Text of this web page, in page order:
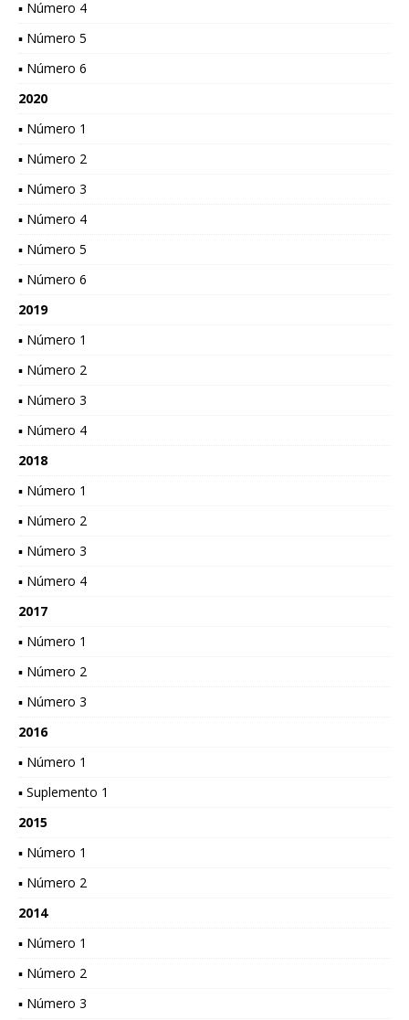
▪ Número 4
▪ Número 5
▪ Número 6
2020
▪ Número 1
▪ Número 2
▪ Número 3
▪ Número 4
▪ Número 5
▪ Número 6
2019
▪ Número 1
▪ Número 2
▪ Número 3
▪ Número 4
2018
▪ Número 1
▪ Número 2
▪ Número 3
▪ Número 4
2017
▪ Número 1
▪ Número 2
▪ Número 3
2016
▪ Número 1
▪ Suplemento 1
2015
▪ Número 1
▪ Número 2
2014
▪ Número 1
▪ Número 2
▪ Número 3